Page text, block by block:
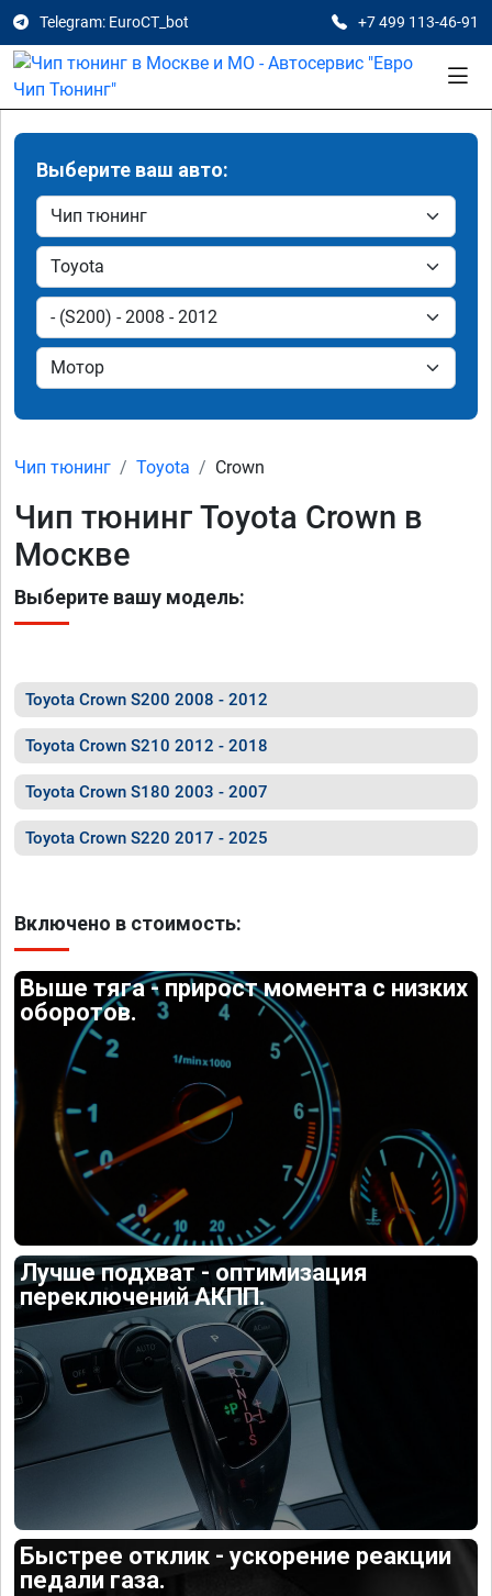
Telegram: EuroCT_bot +7 499 113-46-91
Выберите ваш авто:
Чип тюнинг Toyota Crown
Чип тюнинг Toyota Crown в
Москве
Выберите вашу модель:
Toyota Crown S200 2008 - 2012
Toyota Crown S210 2012 - 2018
Toyota Crown S180 2003 - 2007
Toyota Crown S220 2017 - 2025
Включено в стоимость:
Выше тяга - прирост момента с низких
оборотов.
Лучше подхват - оптимизация
переключений АКПП.
Быстрее отклик - ускорение реакции
педали газа.